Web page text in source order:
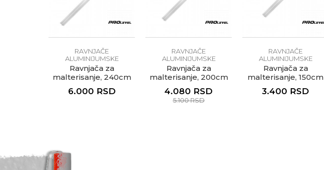
RAVNJAČE
ALUMINIJUMSKE
Ravnjača za
malterisanje, 240cm
6.000 RSD
RAVNJAČE
ALUMINIJUMSKE
Ravnjača za
malterisanje, 200cm
4.080 RSD
5.100RSD
RAVNJAČE
ALUMINIJUMSKE
Ravnjača za
malterisanje, 150cm
3.400 RSD